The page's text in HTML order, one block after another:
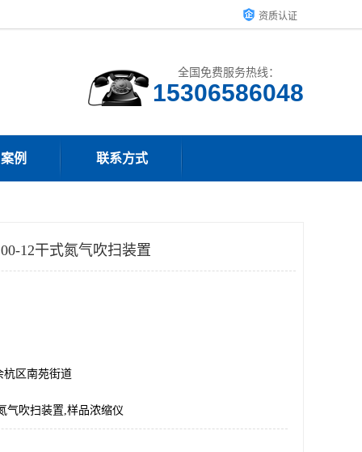
资质认证
全国免费服务热线：
15306586048
例 联系方式
12干式氮气吹扫装置
杭区南苑街道
气吹扫装置,样品浓缩仪